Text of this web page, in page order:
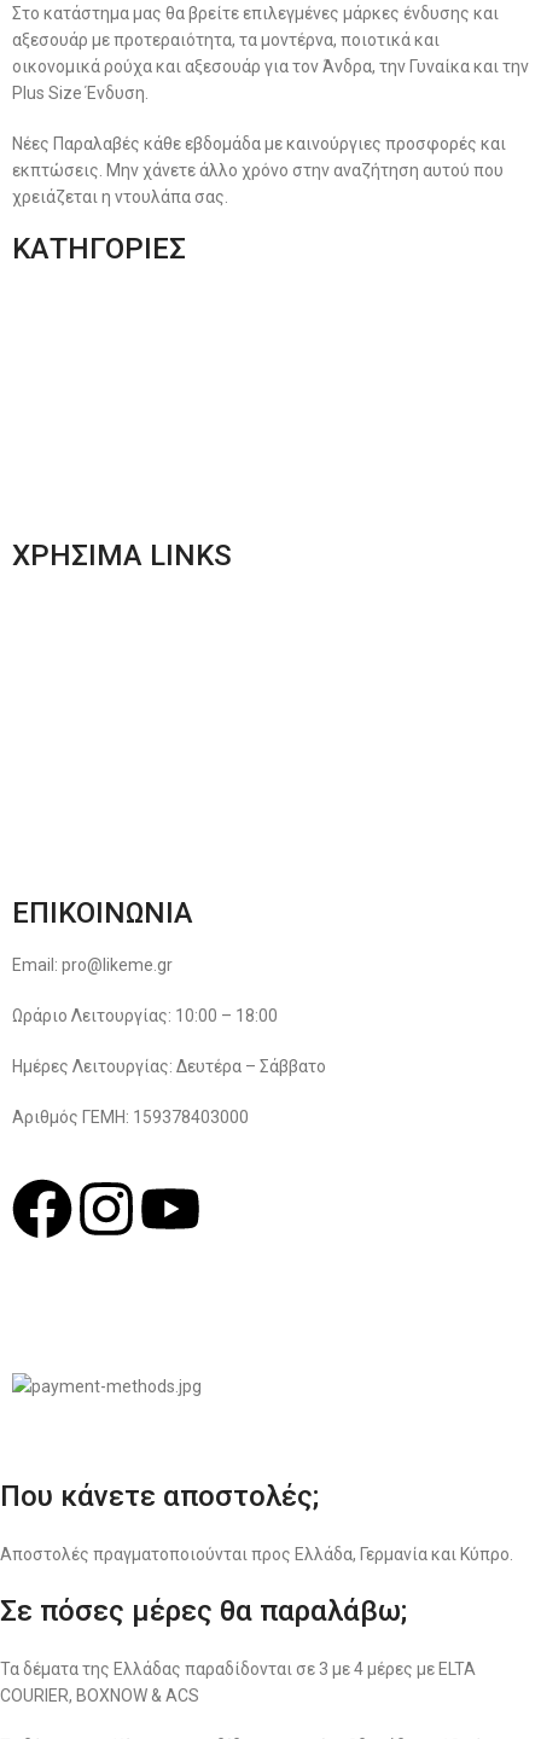
Στο κατάστημα μας θα βρείτε επιλεγμένες μάρκες ένδυσης και
αξεσουάρ με προτεραιότητα, τα μοντέρνα, ποιοτικά και
οικονομικά ρούχα και αξεσουάρ για τον Άνδρα, την Γυναίκα και την
Plus Size Ένδυση.
Νέες Παραλαβές κάθε εβδομάδα με καινούργιες προσφορές και
εκπτώσεις. Μην χάνετε άλλο χρόνο στην αναζήτηση αυτού που
χρειάζεται η ντουλάπα σας.
ΚΑΤΗΓΟΡΙΕΣ
ΧΡΗΣΙΜΑ LINKS
ΕΠΙΚΟΙΝΩΝΙΑ
Email: pro@likeme.gr
Ωράριο Λειτουργίας: 10:00 – 18:00
Ημέρες Λειτουργίας: Δευτέρα – Σάββατο
Αριθμός ΓΕΜΗ: 159378403000
Που κάνετε αποστολές;
Αποστολές πραγματοποιούνται προς Ελλάδα, Γερμανία και Κύπρο.
Σε πόσες μέρες θα παραλάβω;
Τα δέματα της Ελλάδας παραδίδονται σε 3 με 4 μέρες με ELTA
COURIER, BOXNOW & ACS